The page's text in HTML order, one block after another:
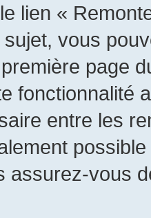
lien «
vous
page
fonctionnalité
entre les
assurez-vous